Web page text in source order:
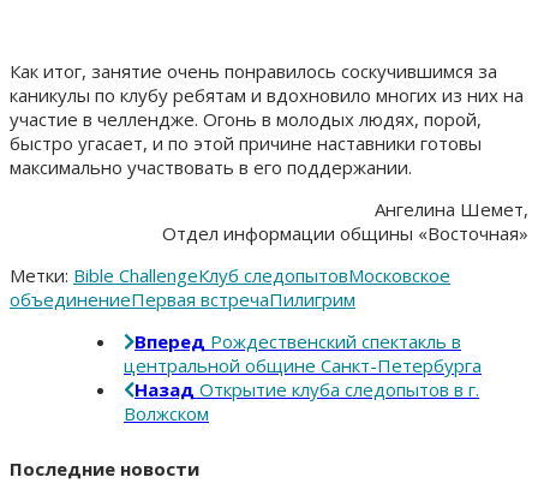
Как итог, занятие очень понравилось соскучившимся за
каникулы по клубу ребятам и вдохновило многих из них на
участие в челлендже. Огонь в молодых людях, порой,
быстро угасает, и по этой причине наставники готовы
максимально участвовать в его поддержании.
Ангелина Шемет,
Отдел информации общины «Восточная»
Метки: Bible ChallengeКлуб следопытовМосковское
объединениеПервая встречаПилигрим
Вперед Рождественский спектакль в
центральной общине Санкт-Петербурга
Назад Открытие клуба следопытов в г.
Волжском
Последние новости